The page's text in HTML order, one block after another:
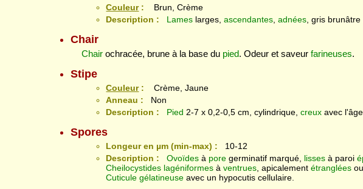
Couleur:
Brun, Crème
Description :
Lameslarges, ascendantes, adnées, gris brunâtre
Chair
Chair ochracée, brune à la base du pied. Odeur et saveurfarineuses.
Stipe
Couleur:
Crème, Jaune
Anneau :
Non
Description :
Pied 2-7 x 0,2-0,5 cm, cylindrique, creuxavec l'âge,
Spores
Longeur en µm (min-max) :
10-12
Description :
Ovoïdesà poregerminatif marqué, lissesà paroi
Cheilocystides lagéniformes àventrues , apicalementétranglées
Cuticule gélatineuse avec un hypocutis cellulaire.